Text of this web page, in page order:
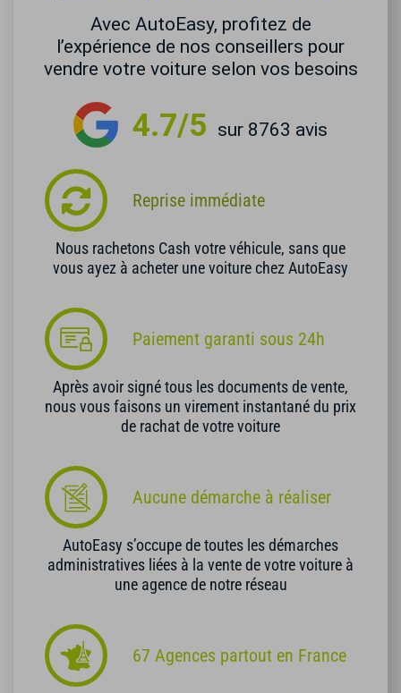
Avec AutoEasy, profitez de
l’expérience de nos conseillers pour
vendre votre voiture selon vos besoins
4.7/5 sur 8763 avis
Reprise immédiate
Nous rachetons Cash votre véhicule, sans que
vous ayez à acheter une voiture chez AutoEasy
Paiement garanti sous 24h
Après avoir signé tous les documents de vente,
nous vous faisons un virement instantané du prix
de rachat de votre voiture
Aucune démarche à réaliser
AutoEasy s’occupe de toutes les démarches
administratives liées à la vente de votre voiture à
une agence de notre réseau
67 Agences partout en France